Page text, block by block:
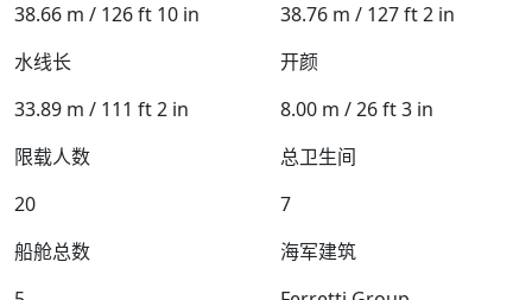
38.66 m / 126 ft 10 in
38.76 m / 127 ft 2 in
水线长
33.89 m / 111 ft 2 in
开颜
8.00 m / 26 ft 3 in
限载人数
20
总卫生间
7
船舱总数
海军建筑